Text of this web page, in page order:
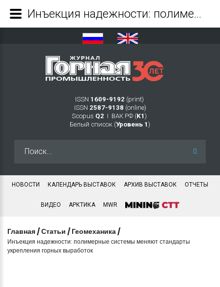
ISSN 1609-9192 (print)
ISSN 2587-9138 (online)
Scopus Q2 Ι ВАК РФ (K1 )
Белый список (Уровень 1 )
НОВОСТИ КАЛЕНДАРЬ ВЫСТАВОК АРХИВ ВЫСТАВОК ОТЧЕТЫ
ВИДЕО АРКТИКА MWR
Главная /Статьи / Геомеханика /
Инъекция надежности: полимерные системы меняют стандарты
укрепления горных выработок
Инъекция надежности: полимерные системы меняют стандарты укрепления горных выработок - Журнал Горная промышленность